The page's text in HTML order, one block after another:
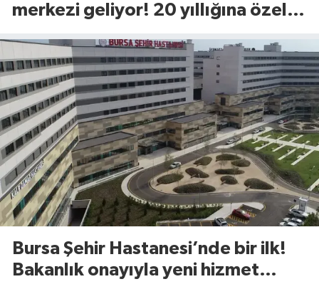
merkezi geliyor! 20 yıllığına özel
Bursa Şehir Hastanesi’nde bir ilk!
Bakanlık onayıyla yeni hizmet